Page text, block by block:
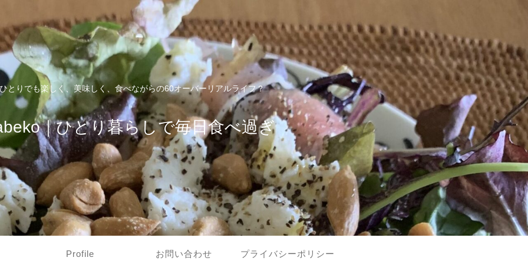
ひとりでも楽しく、美味しく、食べながらの60オーバーリアルライフ？
｜ひとり暮らしで毎日食べ過ぎ
Profile お問い合わせ プライバシーポリシー